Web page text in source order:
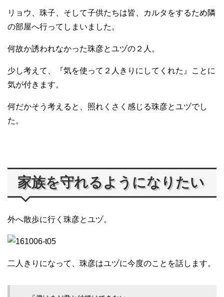
リョウ、珠子、そして子供たちは皆、カルタをするため隣
の部屋へ行ってしまいました。
何故か誘われなかった珠彦とユヅの２人。
少し考えて、『気を使って２人きりにしてくれた』ことに
気が付きます。
何だかそう考えると、照れくさく感じる珠彦とユヅでし
た。
家族を守れるようになりたい
外へ散歩に行く珠彦とユヅ。
二人きりになって、珠彦はユヅに今度のことを話します。